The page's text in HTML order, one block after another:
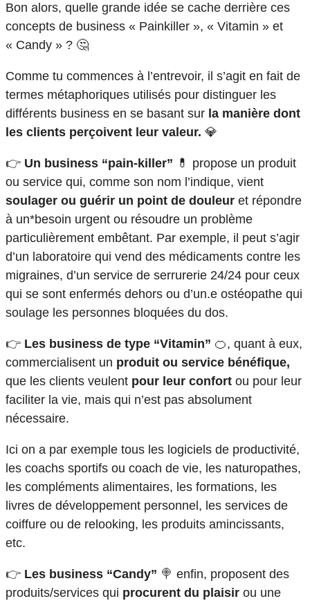
Bon alors, quelle grande idée se cache derrière ces
concepts de business « Painkiller », « Vitamin » et
« Candy » ? 🤔
Comme tu commences à l’entrevoir, il s’agit en fait de
termes métaphoriques utilisés pour distinguer les
différents business en se basant sur la manière dont
les clients perçoivent leur valeur. 💎
👉 Un business “pain-killer” 💊 propose un produit
ou service qui, comme son nom l’indique, vient
soulager ou guérir un point de douleur et répondre
à un*besoin urgent ou résoudre un problème
particulièrement embêtant. Par exemple, il peut s’agir
d’un laboratoire qui vend des médicaments contre les
migraines, d’un service de serrurerie 24/24 pour ceux
qui se sont enfermés dehors ou d’un.e ostéopathe qui
soulage les personnes bloquées du dos.
👉 Les business de type “Vitamin” 🍊, quant à eux,
commercialisent un produit ou service bénéfique,
que les clients veulent pour leur confort ou pour leur
faciliter la vie, mais qui n’est pas absolument
nécessaire.
Ici on a par exemple tous les logiciels de productivité,
les coachs sportifs ou coach de vie, les naturopathes,
les compléments alimentaires, les formations, les
livres de développement personnel, les services de
coiffure ou de relooking, les produits amincissants,
etc.
👉 Les business “Candy” 🍭 enfin, proposent des
produits/services qui procurent du plaisir ou une